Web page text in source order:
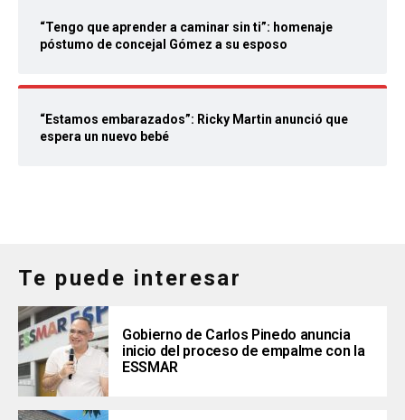
“Tengo que aprender a caminar sin ti”: homenaje
póstumo de concejal Gómez a su esposo
“Estamos embarazados”: Ricky Martin anunció que
espera un nuevo bebé
Te puede interesar
Gobierno de Carlos Pinedo anuncia
inicio del proceso de empalme con la
ESSMAR